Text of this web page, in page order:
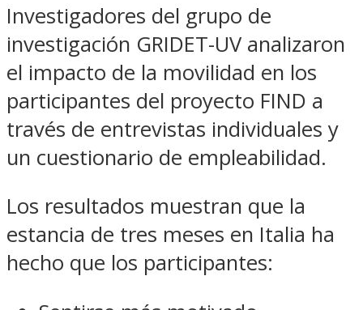
Investigadores del grupo de
investigación GRIDET-UV analizaron
el impacto de la movilidad en los
participantes del proyecto FIND a
través de entrevistas individuales y
un cuestionario de empleabilidad.
Los resultados muestran que la
estancia de tres meses en Italia ha
hecho que los participantes: